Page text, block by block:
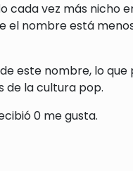
cada vez más nicho
el nombre está
este nombre, lo
de la cultura pop.
0 me gusta.